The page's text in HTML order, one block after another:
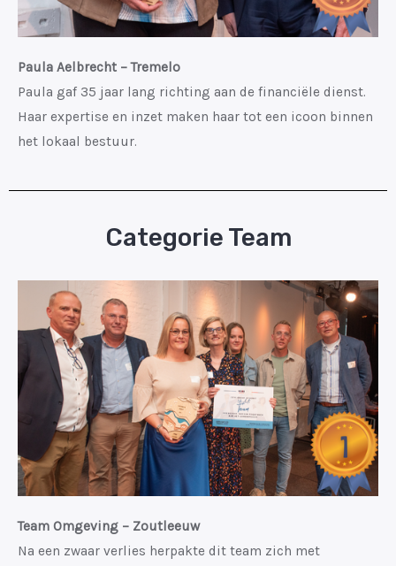
Paula Aelbrecht – Tremelo
Paula gaf 35 jaar lang richting aan de financiële dienst.
Haar expertise en inzet maken haar tot een icoon binnen
het lokaal bestuur.
Categorie Team
Team Omgeving – Zoutleeuw
Na een zwaar verlies herpakte dit team zich met